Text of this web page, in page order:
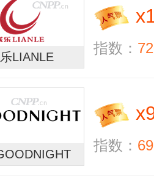
LIANLE
x
指数：
x
指数：